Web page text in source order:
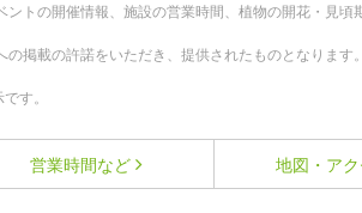
トの開催情報、施設の営業時間、植物の開花・見頃
掲載の許諾をいただき、提供されたものとなります
す。
営業時間など 地図・ア